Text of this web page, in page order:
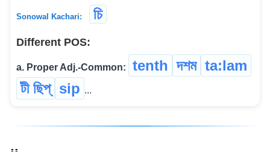
Sonowal Kachari: চি
Different POS:
a. Proper Adj.-Common: tenth দশম ta:lam
টী ছিপ্ sip ...